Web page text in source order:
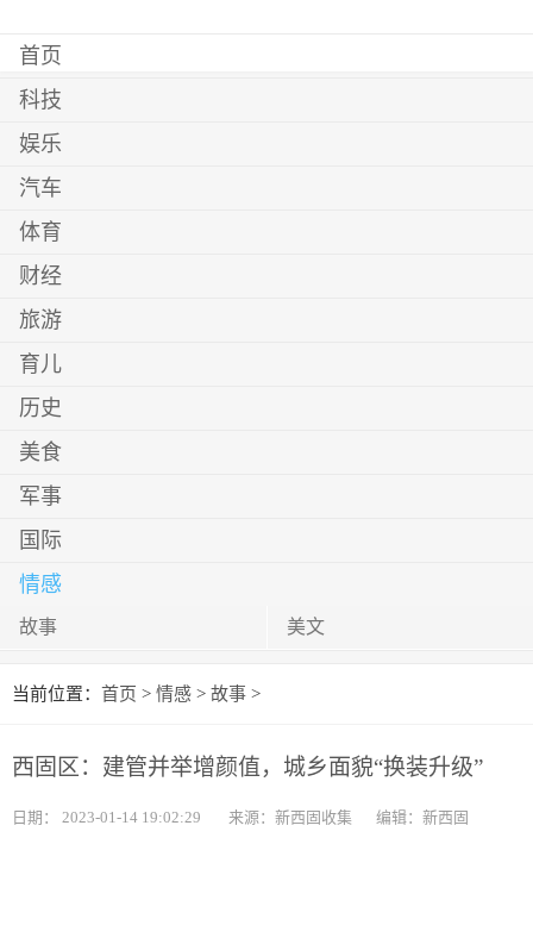
首页
科技
娱乐
汽车
体育
财经
旅游
育儿
历史
美食
军事
国际
情感
故事 美文
当前位置： 首页 > 情感 > 故事 >
西固区：建管并举增颜值，城乡面貌“换装升级”
日期： 2023-01-14 19:02:29 来源：新西固收集 编辑：新西固